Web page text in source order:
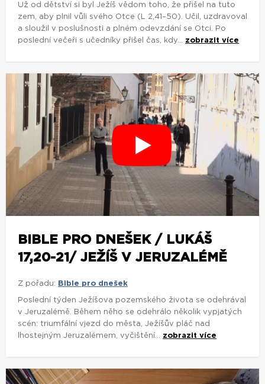
Už od dětství si byl Ježíš vědom toho, že přišel na tuto
zem, aby plnil vůli svého Otce (L 2,41–50). Učil, uzdravoval
a sloužil v poslušnosti a plném odevzdání se Otci. Po
poslední večeři s učedníky přišel čas, kdy... zobrazit více
BIBLE PRO DNEŠEK / LUKÁŠ
17,20-21/ JEŽÍŠ V JERUZALÉMĚ
Z pořadu: Bible pro dnešek
Poslední týden Ježíšova pozemského života se odehrával
v Jeruzalémě. Během něho se odehrálo několik vypjatých
scén: triumfální vjezd do města, Ježíšův pláč nad
lhostejným Jeruzalémem, vyčištění... zobrazit více